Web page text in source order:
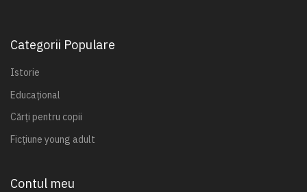
Categorii Populare
Istorie
Educațional
Cărți pentru copii
Ficțiune young adult
Contul meu